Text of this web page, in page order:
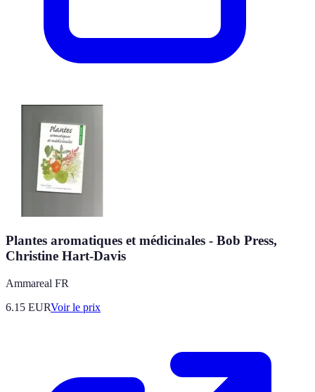
Plantes aromatiques et médicinales - Bob Press,
Christine Hart-Davis
Ammareal FR
6.15 EURVoir le prix